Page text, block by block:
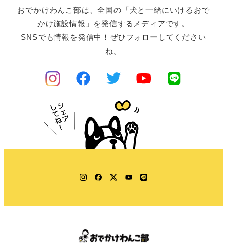
おでかけわんこ部は、全国の「犬と一緒にいけるおで
かけ施設情報」を発信するメディアです。
SNSでも情報を発信中！ぜひフォローしてください
ね。
Instagram
Facebook
TwitterYouTube
LINE